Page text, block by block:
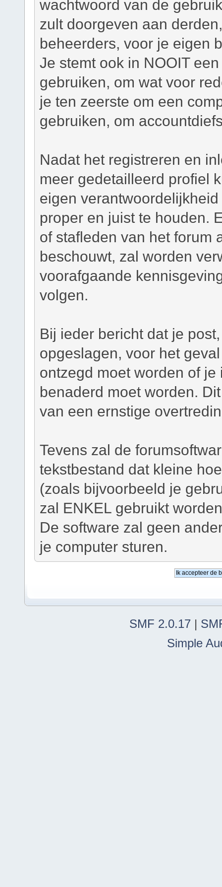
wachtwoord van de
zult doorgeven aan
beheerders, voor je eigen
Je stemt ook in NOOIT
gebruiken, om wat voor
je ten zeerste om een
gebruiken, om
Nadat het registreren en
meer gedetailleerd profiel
eigen
proper en juist te houden.
of stafleden van het forum
beschouwt, zal worden
voorafgaande
volgen.
Bij ieder bericht dat je
opgeslagen, voor het
ontzegd moet worden of
benaderd moet worden.
van een ernstige
Tevens zal de
tekstbestand dat kleine
(zoals bijvoorbeeld je
zal ENKEL gebruikt
De software zal geen
je computer sturen.
SMF 2.0.17 |
Simple